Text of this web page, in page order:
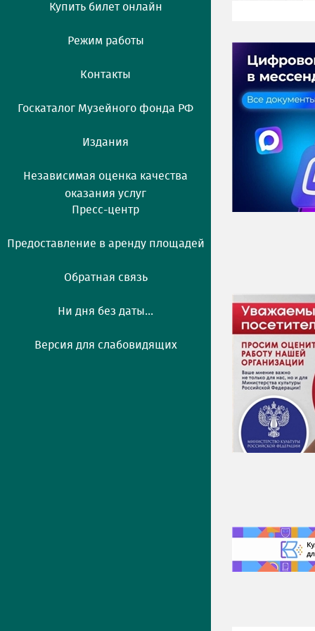
Купить билет онлайн
Режим работы
Контакты
Госкаталог Музейного фонда РФ
Издания
Независимая оценка качества
оказания услуг
Пресс-центр
Предоставление в аренду площадей
Обратная связь
Ни дня без даты...
Версия для слабовидящих